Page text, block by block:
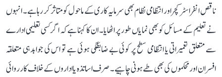
ناقص انفراسٹرکچر اور انتظامی نظام بھی سرمایہ کاری کے ماحول کو متاثر کر رہا ہے۔ انہوں
نے تعلیم کے مسائل کو بھی نمایاں طور پر اٹھایا۔ ان کا کہنا ہے کہ اگر کسی تعلیمی ادارے
سے متعلق تعمیراتی یا انتظامی سطح پر کوئی بے ضابطگی ہوئی ہے تو اس کی جوابدہی متعلقہ
افسران اور محکموں کی بھی طے ہونی چاہیے۔ صرف اساتذہ یا اداروں کے خلاف کارروائی